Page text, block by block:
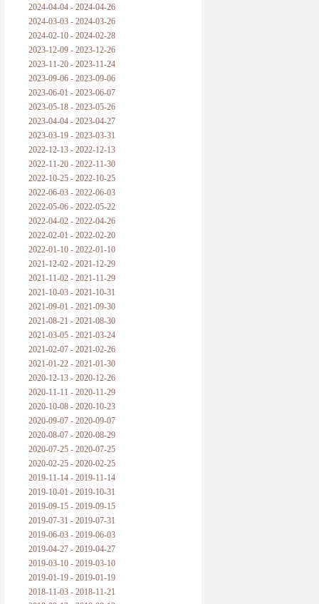
2024-04-04 - 2024-04-26
2024-03-03 - 2024-03-26
2024-02-10 - 2024-02-28
2023-12-09 - 2023-12-26
2023-11-20 - 2023-11-24
2023-09-06 - 2023-09-06
2023-06-01 - 2023-06-07
2023-05-18 - 2023-05-26
2023-04-04 - 2023-04-27
2023-03-19 - 2023-03-31
2022-12-13 - 2022-12-13
2022-11-20 - 2022-11-30
2022-10-25 - 2022-10-25
2022-06-03 - 2022-06-03
2022-05-06 - 2022-05-22
2022-04-02 - 2022-04-26
2022-02-01 - 2022-02-20
2022-01-10 - 2022-01-10
2021-12-02 - 2021-12-29
2021-11-02 - 2021-11-29
2021-10-03 - 2021-10-31
2021-09-01 - 2021-09-30
2021-08-21 - 2021-08-30
2021-03-05 - 2021-03-24
2021-02-07 - 2021-02-26
2021-01-22 - 2021-01-30
2020-12-13 - 2020-12-26
2020-11-11 - 2020-11-29
2020-10-08 - 2020-10-23
2020-09-07 - 2020-09-07
2020-08-07 - 2020-08-29
2020-07-25 - 2020-07-25
2020-02-25 - 2020-02-25
2019-11-14 - 2019-11-14
2019-10-01 - 2019-10-31
2019-09-15 - 2019-09-15
2019-07-31 - 2019-07-31
2019-06-03 - 2019-06-03
2019-04-27 - 2019-04-27
2019-03-10 - 2019-03-10
2019-01-19 - 2019-01-19
2018-11-03 - 2018-11-21